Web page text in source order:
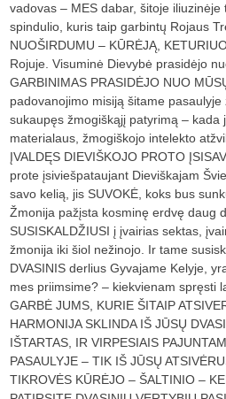
vadovas – MES dabar, šitoje iliuzinėje
spindulio, kuris taip garbintų Rojaus
NUOŠIRDUMU – KŪRĖJĄ,
Rojuje. Visuminė Dievybė prasidėjo
GARBINIMAS PRASIDĖJO NUO
padovanojimo misiją šitame
sukaupęs žmogiškąjį patyrimą – kada
materialaus, žmogiškojo intelekto
ĮVALDĘS DIEVIŠKOJO PROTO
prote įsiviešpataujant Dieviškajam
savo kelią, jis SUVOKĖ, koks bus
Žmonija pažįsta kosminę erdvę daug
SUSISKALDŽIUSI į įvairias sektas,
žmonija iki šiol nežinojo. Ir tame
DVASINIS derlius Gyvajame Kelyje,
mes priimsime? – kiekvienam spręsti
GARBĖ JUMS, KURIE ŠITAIP
HARMONIJA SKLINDA IŠ JŪSŲ
IŠTARTAS, IR VIRPESIAIS
PASAULYJE – TIK IŠ JŪSŲ
TIKROVĖS KŪRĖJO – ŠALTINIO –